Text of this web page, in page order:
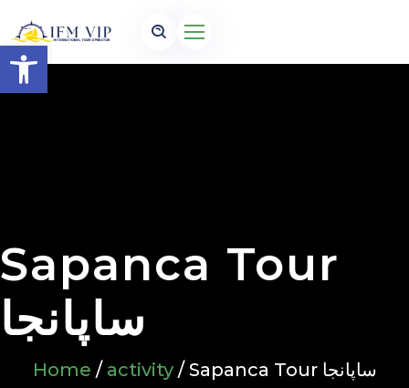
Open toolbar
Sapanca Tour
ساپانجا
Home / activity / Sapanca Tour ساپانجا